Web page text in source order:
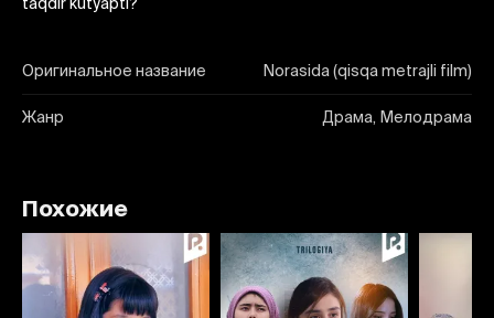
Оригинальное название Norasida (qisqa metrajli film)
Жанр Драма, Мелодрама
Похожие